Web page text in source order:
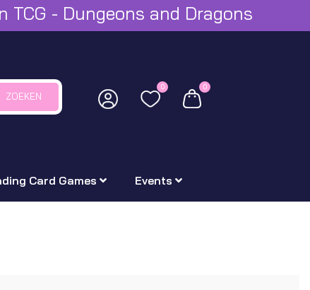
TCG - Dungeons and Dragons
ZOEKEN
0 0
Card Games Events